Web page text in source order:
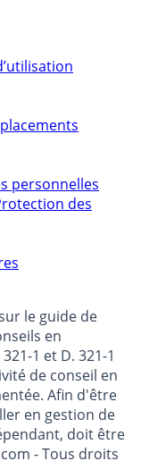
personnelles
des
le guide de
en
1 et D. 321-1
de conseil en
Afin d'être
en gestion de
doit être
- Tous droits